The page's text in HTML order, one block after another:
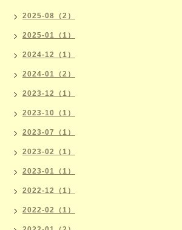
2025-08（2）
2025-01（1）
2024-12（1）
2024-01（2）
2023-12（1）
2023-10（1）
2023-07（1）
2023-02（1）
2023-01（1）
2022-12（1）
2022-02（1）